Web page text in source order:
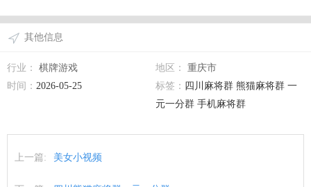
其他信息
行业： 棋牌游戏 地区：
重庆市
时间： 2026-05-25 标签： 四川麻将群 熊猫麻将群 一
元一分群 手机麻将群
上一篇: 美女小视频